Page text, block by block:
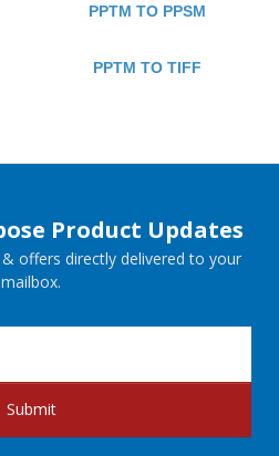
PPTM TO PPSM
PPTM TO TIFF
Product Updates
offers directly delivered to your
mailbox.
Submit